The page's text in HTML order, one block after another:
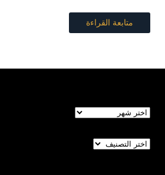
متابعة القراءة
الأرشيف
تصنيفات